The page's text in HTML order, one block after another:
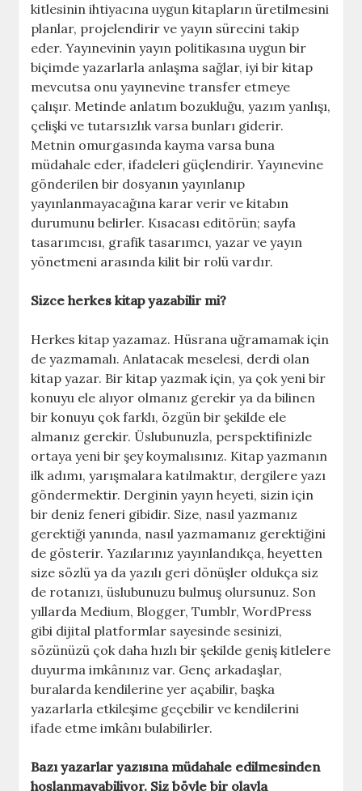
kitlesinin ihtiyacına uygun kitapların üretilmesini
planlar, projelendirir ve yayın sürecini takip
eder. Yayınevinin yayın politikasına uygun bir
biçimde yazarlarla anlaşma sağlar, iyi bir kitap
mevcutsa onu yayınevine transfer etmeye
çalışır. Metinde anlatım bozukluğu, yazım yanlışı,
çelişki ve tutarsızlık varsa bunları giderir.
Metnin omurgasında kayma varsa buna
müdahale eder, ifadeleri güçlendirir. Yayınevine
gönderilen bir dosyanın yayınlanıp
yayınlanmayacağına karar verir ve kitabın
durumunu belirler. Kısacası editörün; sayfa
tasarımcısı, grafik tasarımcı, yazar ve yayın
yönetmeni arasında kilit bir rolü vardır.
Sizce herkes kitap yazabilir mi?
Herkes kitap yazamaz. Hüsrana uğramamak için
de yazmamalı. Anlatacak meselesi, derdi olan
kitap yazar. Bir kitap yazmak için, ya çok yeni bir
konuyu ele alıyor olmanız gerekir ya da bilinen
bir konuyu çok farklı, özgün bir şekilde ele
almanız gerekir. Üslubunuzla, perspektifinizle
ortaya yeni bir şey koymalısınız. Kitap yazmanın
ilk adımı, yarışmalara katılmaktır, dergilere yazı
göndermektir. Derginin yayın heyeti, sizin için
bir deniz feneri gibidir. Size, nasıl yazmanız
gerektiği yanında, nasıl yazmamanız gerektiğini
de gösterir. Yazılarınız yayınlandıkça, heyetten
size sözlü ya da yazılı geri dönüşler oldukça siz
de rotanızı, üslubunuzu bulmuş olursunuz. Son
yıllarda Medium, Blogger, Tumblr, WordPress
gibi dijital platformlar sayesinde sesinizi,
sözünüzü çok daha hızlı bir şekilde geniş kitlelere
duyurma imkânınız var. Genç arkadaşlar,
buralarda kendilerine yer açabilir, başka
yazarlarla etkileşime geçebilir ve kendilerini
ifade etme imkânı bulabilirler.
Bazı yazarlar yazısına müdahale edilmesinden
hoşlanmayabiliyor. Siz böyle bir olayla